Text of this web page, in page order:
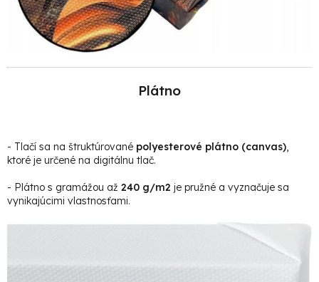
Plátno
- Tlačí sa na štruktúrované polyesterové plátno (canvas)
ktoré je určené na digitálnu tlač.
- Plátno s gramážou až 240 g/m2 je pružné a vyznačuje sa
vynikajúcimi vlastnosťami.